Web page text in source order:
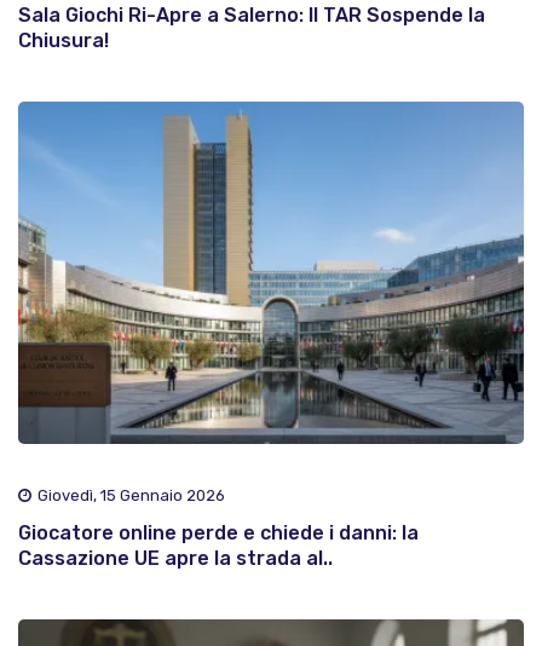
Sala Giochi Ri-Apre a Salerno: Il TAR Sospende la
Chiusura!
Giovedì, 15 Gennaio 2026
Giocatore online perde e chiede i danni: la
Cassazione UE apre la strada al..